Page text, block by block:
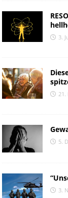
3.
21.
5.
3.